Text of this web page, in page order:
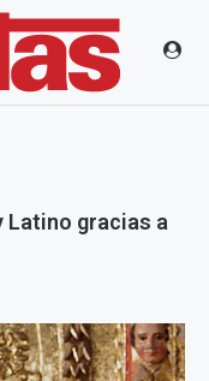
Latino gracias a